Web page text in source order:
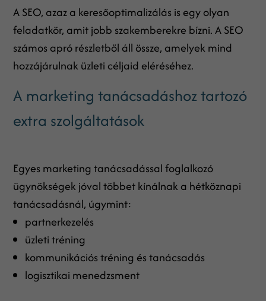
A SEO, azaz a keresőoptimalizálás is egy olyan
feladatkör, amit jobb szakemberekre bízni. A SEO
számos apró részletből áll össze, amelyek mind
hozzájárulnak üzleti céljaid eléréséhez.
A marketing tanácsadáshoz tartozó
extra szolgáltatások
Egyes marketing tanácsadással foglalkozó
ügynökségek jóval többet kínálnak a hétköznapi
tanácsadásnál, úgymint:
partnerkezelés
üzleti tréning
kommunikációs tréning és tanácsadás
logisztikai menedzsment